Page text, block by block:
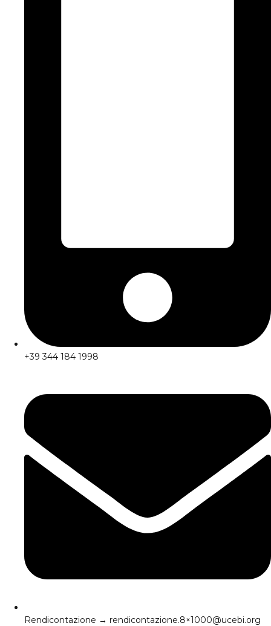
+39 344 184 1998
Rendicontazione → rendicontazione.8×1000@ucebi.org